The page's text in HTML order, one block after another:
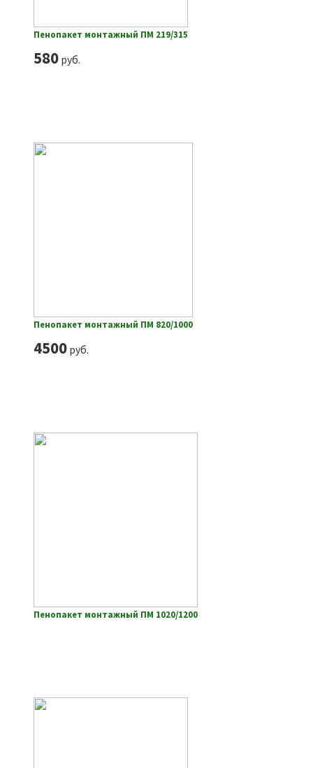
Пенопакет монтажный ПМ 219/315
580руб.
Пенопакет монтажный ПМ 820/1000
4500руб.
Пенопакет монтажный ПМ 1020/1200